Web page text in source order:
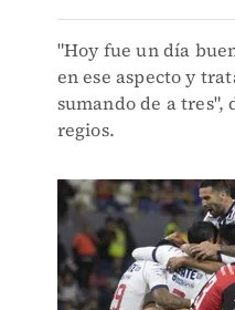
"Hoy fue un día
en ese aspecto y
sumando de a
regios.